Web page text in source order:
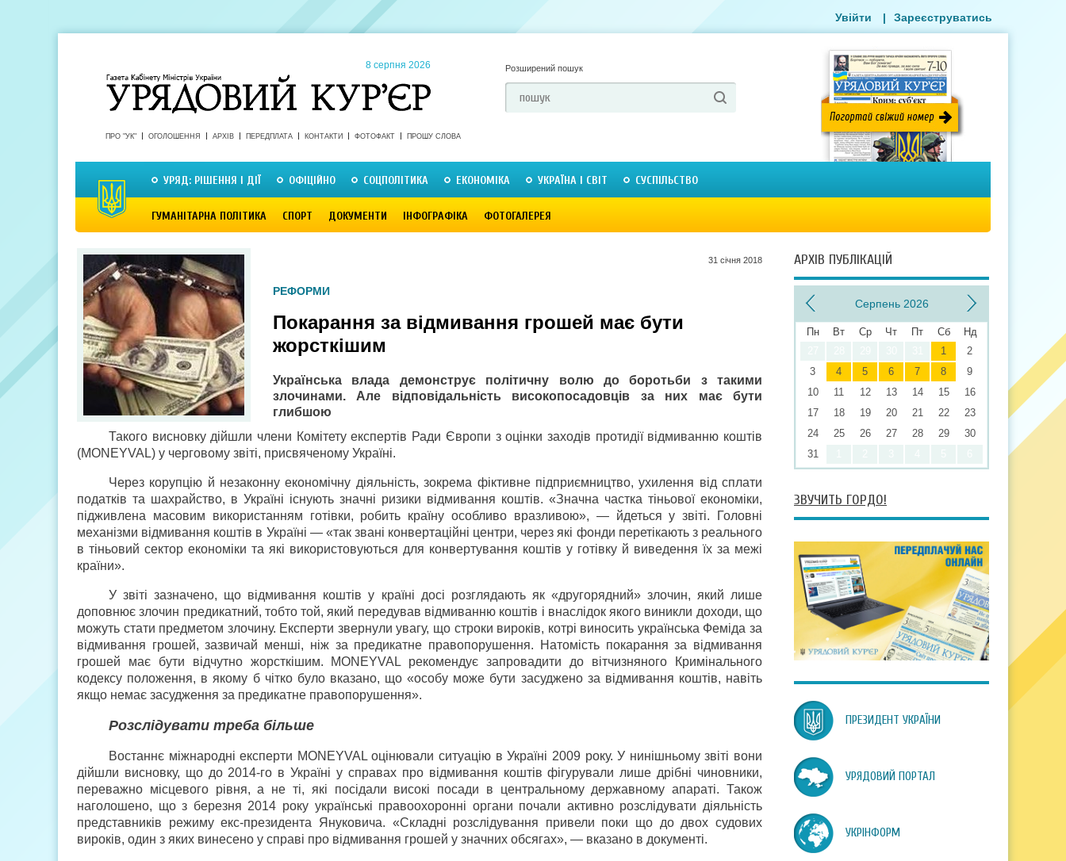
8 серпня 2026 Розширений пошук
ПРО "УК" ОГОЛОШЕННЯ АРХІВ ПЕРЕДПЛАТА КОНТАКТИ ФОТОФАКТ ПРОШУ СЛОВА
УРЯД: РІШЕННЯ І ДІЇ ОФІЦІЙНО СОЦПОЛІТИКА ЕКОНОМІКА УКРАЇНА І СВІТ СУСПІЛЬСТВО
ГУМАНІТАРНА ПОЛІТИКА СПОРТ ДОКУМЕНТИ ІНФОГРАФІКА ФОТОГАЛЕРЕЯ
Увійти | Зареєструватись
31 сiчня 2018
РЕФОРМИ
Покарання за відмивання грошей має бути
жорсткішим
Українська влада демонструє політичну волю до боротьби з такими
злочинами. Але відповідальність високопосадовців за них має бути
глибшою
Такого висновку дійшли члени Комітету експертів Ради Європи з оцінки заходів протидії відмиванню коштів
(MONEYVAL) у черговому звіті, присвяченому Україні.
Через корупцію й незаконну економічну діяльність, зокрема фіктивне підприємництво, ухилення від сплати
податків та шахрайство, в Україні існують значні ризики відмивання коштів. «Значна частка тіньової економіки,
підживлена масовим використанням готівки, робить країну особливо вразливою», — йдеться у звіті. Головні
механізми відмивання коштів в Україні — «так звані конвертаційні центри, через які фонди перетікають з реального
в тіньовий сектор економіки та які використовуються для конвертування коштів у готівку й виведення їх за межі
країни».
У звіті зазначено, що відмивання коштів у країні досі розглядають як «другорядний» злочин, який лише
доповнює злочин предикатний, тобто той, який передував відмиванню коштів і внаслідок якого виникли доходи, що
можуть стати предметом злочину. Експерти звернули увагу, що строки вироків, котрі виносить українська Феміда за
відмивання грошей, зазвичай менші, ніж за предикатне правопорушення. Натомість покарання за відмивання
грошей має бути відчутно жорсткішим. MONEYVAL рекомендує запровадити до вітчизняного Кримінального
кодексу положення, в якому б чітко було вказано, що «особу може бути засуджено за відмивання коштів, навіть
якщо немає засудження за предикатне правопорушення».
Розслідувати треба більше
Востаннє міжнародні експерти MONEYVAL оцінювали ситуацію в Україні 2009 року. У нинішньому звіті вони
дійшли висновку, що до 2014-го в Україні у справах про відмивання коштів фігурували лише дрібні чиновники,
переважно місцевого рівня, а не ті, які посідали високі посади в центральному державному апараті. Також
наголошено, що з березня 2014 року українські правоохоронні органи почали активно розслідувати діяльність
представників режиму екс-президента Януковича. «Складні розслідування привели поки що до двох судових
вироків, один з яких винесено у справі про відмивання грошей у значних обсягах», — вказано в документі.
АРХІВ ПУБЛІКАЦІЙ
Серпень 2026
Пн Вт Ср Чт Пт Сб
Нд
1
2
3
4 5 6 7 8
9
10
11 12 13 14 15
16
17
18 19 20 21 22
23
24
25 26 27 28 29
30
31
ЗВУЧИТЬ ГОРДО!
ПРЕЗИДЕНТ УКРАЇНИ
УРЯДОВИЙ ПОРТАЛ
УКРІНФОРМ